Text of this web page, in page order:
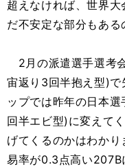
超えなければ、世界
だ不安定な部分もある
2月の派遣選手選考
宙返り3回半抱え型)で
ップでは昨年の日本
回半エビ型)に変えて
げてくるのかはわか
易率が0.3点高い207B